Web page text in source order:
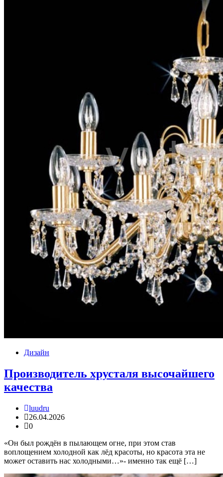
Дизайн
Производитель хрусталя высочайшего
качества
luudru
26.04.2026
0
«Он был рождён в пылающем огне, при этом став
воплощением холодной как лёд красоты, но красота эта не
может оставить нас холодными…»- именно так ещё […]